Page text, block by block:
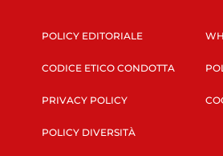
POLICY EDITORIALE
CODICE ETICO CONDOTTA
PRIVACY POLICY
POLICY DIVERSITÀ